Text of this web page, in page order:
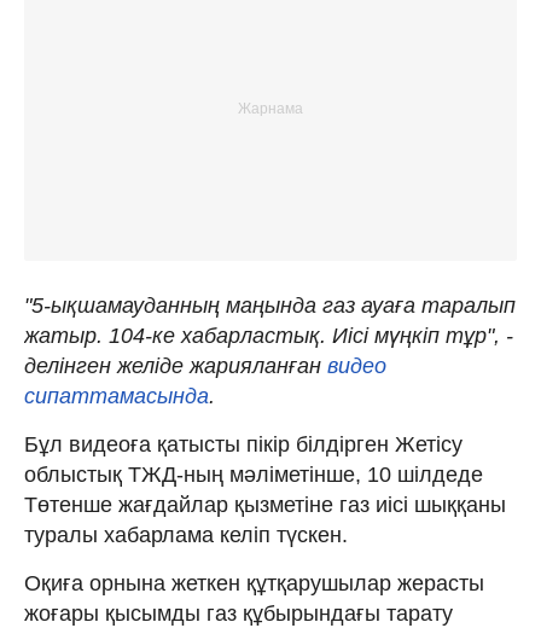
"5-ықшамауданның маңында газ ауаға таралып
жатыр. 104-ке хабарластық. Иісі мүңкіп тұр", -
делінген желіде жарияланған видео
сипаттамасында.
Бұл видеоға қатысты пікір білдірген Жетісу
облыстық ТЖД-ның мәліметінше, 10 шілдеде
Төтенше жағдайлар қызметіне газ иісі шыққаны
туралы хабарлама келіп түскен.
Оқиға орнына жеткен құтқарушылар жерасты
жоғары қысымды газ құбырындағы тарату